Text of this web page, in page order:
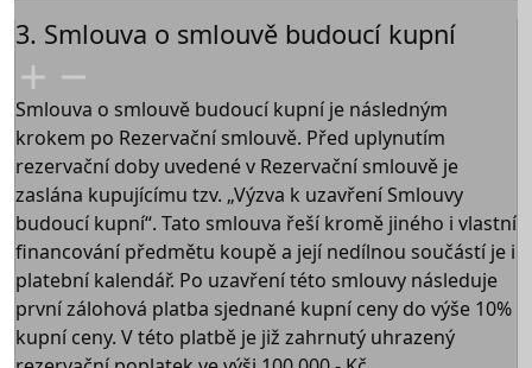
3. Smlouva o smlouvě budoucí kupní
Smlouva o smlouvě budoucí kupní je následným
krokem po Rezervační smlouvě. Před uplynutím
rezervační doby uvedené v Rezervační smlouvě je
zaslána kupujícímu tzv. „Výzva k uzavření Smlouvy
budoucí kupní“. Tato smlouva řeší kromě jiného i vlastní
financování předmětu koupě a její nedílnou součástí je i
platební kalendář. Po uzavření této smlouvy následuje
první zálohová platba sjednané kupní ceny do výše 10%
kupní ceny. V této platbě je již zahrnutý uhrazený